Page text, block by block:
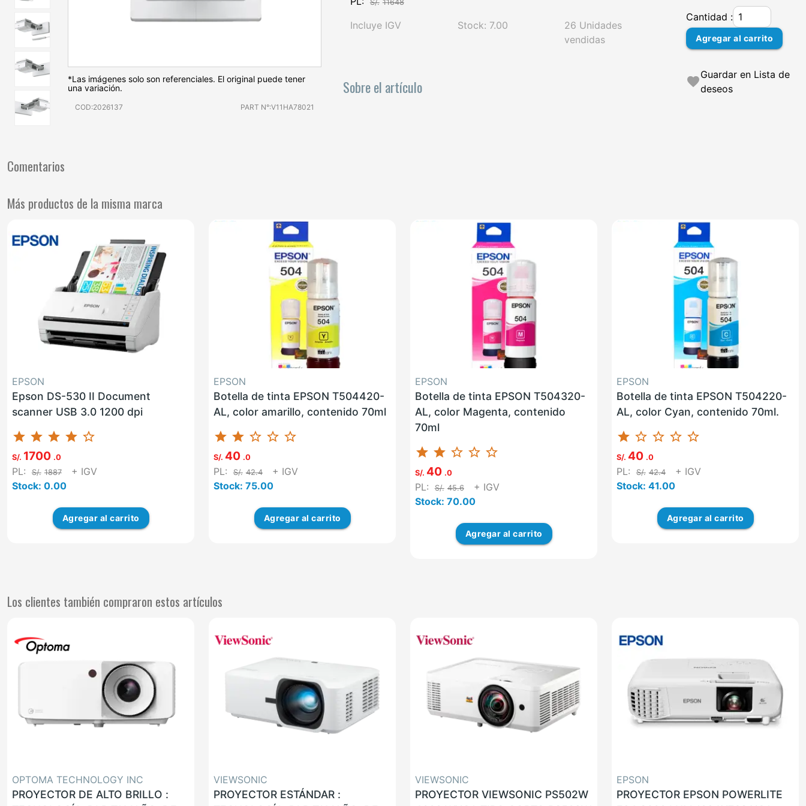
*Las imágenes solo son referenciales. El original puede tener
una variación.
COD:2026137 PART N°:V11HA78021
S/. 11648
Incluye IGV Stock: 7.00
26 Unidades
vendidas
Sobre el artículo
Cantidad :
Agregar al carrito
favoriteGuardar en Lista de
deseos
Comentarios
Más productos de la misma marca
EPSON
Epson DS-530 II Document
scanner USB 3.0 1200 dpi
star star star star star_border
S/. 1700 .0
PL: S/. 1887
+ IGV
Stock: 0.00
Agregar al carrito
EPSON
Botella de tinta EPSON T504420-
AL, color amarillo, contenido 70ml
star star star_border star_border star_border
S/. 40 .0
PL: S/. 42.4
+ IGV
Stock: 75.00
Agregar al carrito
EPSON
Botella de tinta EPSON T504320-
AL, color Magenta, contenido
70ml
star star star_border star_border star_border
S/. 40 .0
PL: S/. 45.6
+ IGV
Stock: 70.00
Agregar al carrito
EPSON
Botella de tinta EPSON T504220-
AL, color Cyan, contenido 70ml.
star star_border star_border star_border star_border
S/. 40 .0
PL: S/. 42.4
+ IGV
Stock: 41.00
Agregar al carrito
Los clientes también compraron estos artículos
OPTOMA TECHNOLOGY INC
PROYECTOR DE ALTO BRILLO :
VIEWSONIC
PROYECTOR ESTÁNDAR :
VIEWSONIC
PROYECTOR VIEWSONIC PS502W
EPSON
PROYECTOR EPSON POWERLITE